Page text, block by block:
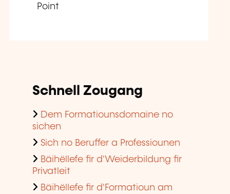
Point
Schnell Zougang
Dem Formatiounsdomaine no
sichen
Sich no Beruffer a Professiounen
Bäihëllefe fir d'Weiderbildung fir
Privatleit
Bäihëllefe fir d'Formatioun am